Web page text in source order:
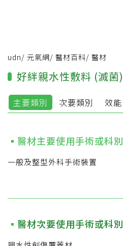
udn/ 元氣網/ 醫材百科/ 醫材
好絆親水性敷料 (滅菌)
主要類別 次要類別 效能
醫材主要使用手術或科別
一般及整型外科手術裝置
醫材次要使用手術或科別